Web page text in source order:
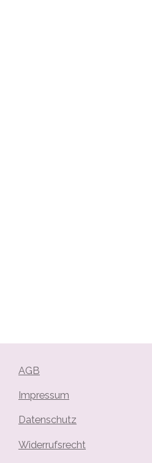
AGB
Impressum
Datenschutz
Widerrufsrecht